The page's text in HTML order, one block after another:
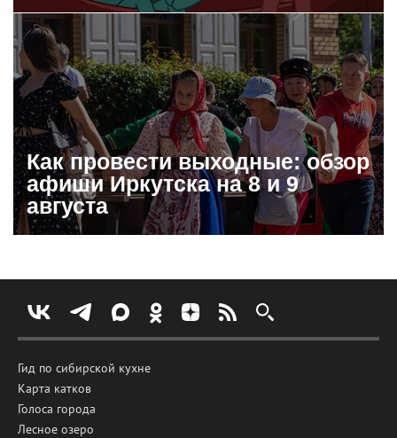
Как провести выходные: обзор
афиши Иркутска на 8 и 9
августа
Гид по сибирской кухне
Карта катков
Голоса города
Лесное озеро